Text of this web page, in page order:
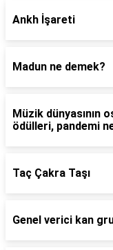
Ankh İşareti
Madun ne demek?
Müzik dünyasının
ödülleri, pandemi
Taç Çakra Taşı
Genel verici kan